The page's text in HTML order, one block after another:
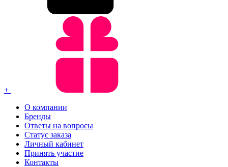
+
О компании
Бренды
Ответы на вопросы
Статус заказа
Личный кабинет
Принять участие
Контакты